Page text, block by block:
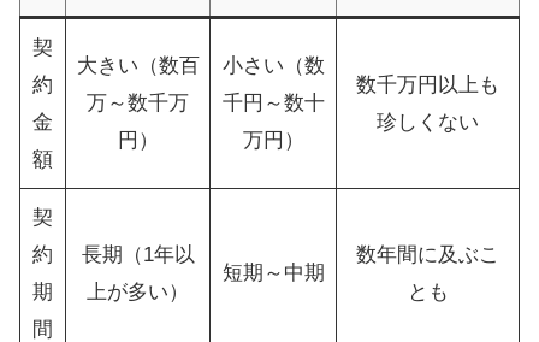
契
約
金
額
大きい（数百
万～数千万
円）
小さい（数
千円～数十
万円）
数千万円以上も
珍しくない
契
約
期
間
長期（1年以
上が多い）
短期～中期
数年間に及ぶこ
とも